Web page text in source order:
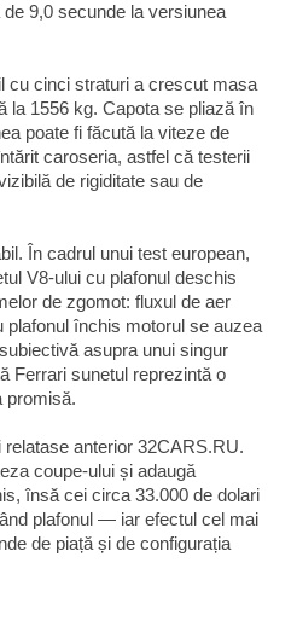
9,0 secunde la versiunea
cu cinci straturi a crescut masa
la 1556 kg. Capota se pliază în
poate fi făcută la viteze de
caroseria, astfel că testerii
de rigiditate sau de
În cadrul unui test european,
V8-ului cu plafonul deschis
de zgomot: fluxul de aer
plafonul închis motorul se auzea
asupra unui singur
Ferrari sunetul reprezintă o
promisă.
anterior 32CARS.RU.
coupe-ului și adaugă
însă cei circa 33.000 de dolari
plafonul — iar efectul cel mai
de piață și de configurația